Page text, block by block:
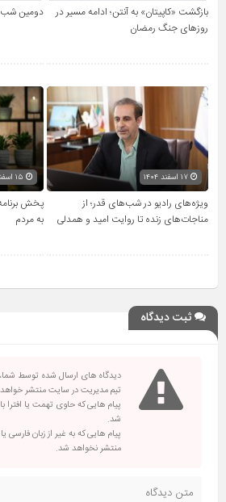
بازگشت «کاپیتان» به آنتن؛ ادامه مسیر در
روزهای جنگ رمضان
دومین شب
۱۷ اسفند ۱۴۰۴
ویژه‌های رادیو در شب‌های قدر؛ از
مناجات‌های زنده تا روایت امید و همدلی
پخش
به مردم
ثبت دیدگاه
دیدگاه های ارسال شده توسط
تیم مدیریت در سایت منتشر
پیام هایی که حاوی تهمت یا افترا
شد.
پیام هایی که به غیر از زبان فارسی
منتشر نخواهد شد.